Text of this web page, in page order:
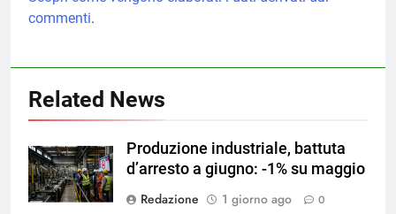
commenti.
Related News
Produzione industriale, battuta
d’arresto a giugno: -1% su maggio
Redazione
1 giorno ago 0